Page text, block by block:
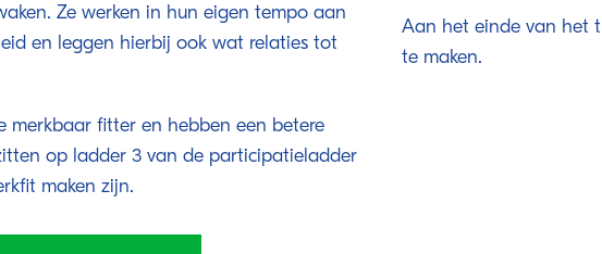
Ze werken in hun eigen tempo aan
en leggen hierbij ook wat relaties tot
fitter en hebben een betere
op ladder 3 van de participatieladder
maken zijn.
Aan het einde van het
te maken.